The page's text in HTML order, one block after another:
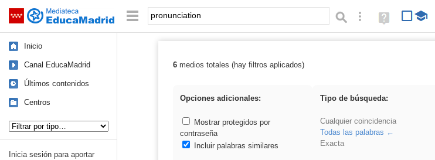
Saltar navegación Palabra o frase: Búsqueda avanzada
Ayuda
(en
Inicio
Canal EducaMadrid
Últimos contenidos
Centros
Inicia sesión para aportar
Resultados de: pronunciation
6medios totales (hay filtros aplicados)
Opciones adicionales:
Mostrar protegidos por
contraseña
Incluir palabras similares
Tipo de búsqueda:
Cualquier coincidencia
Todas las palabras
Exacta